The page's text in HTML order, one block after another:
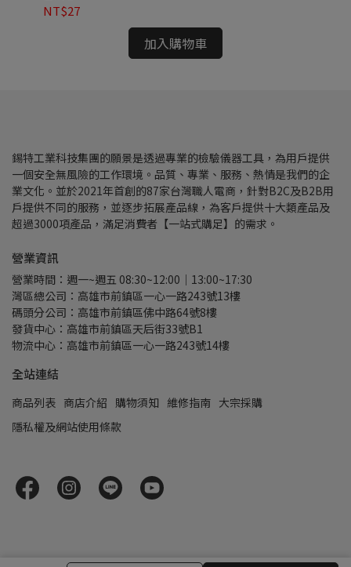
NT$27
加入購物車
錫特工業科技集團的願景是透過專業的檢驗儀器工具，為用戶提供
一個安全無風險的工作環境。品質、專業、服務、熱情是我們的企
業文化。並於2021年首創的87家台灣職人電商，針對B2C及B2B用
戶提供不同的服務，並逐步拓展產品線，為客戶提供十大類產品及
超過3000項產品，滿足消費者【一站式購足】的需求。
營業資訊
營業時間：週一~週五 08:30~12:00｜13:00~17:30
灣區總公司：高雄市前鎮區一心一路243號13樓
碼頭分公司：高雄市前鎮區佛中路64號8樓
發貨中心：高雄市前鎮區天后街33號B1
物流中心：高雄市前鎮區一心一路243號14樓
全站連結
商品列表 商店介紹 購物須知 維修指南 大宗採購
隱私權及網站使用條款